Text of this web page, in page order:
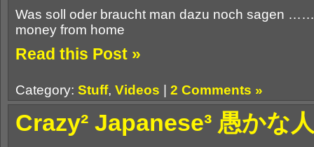
Was soll oder braucht man dazu noch sagen
money from home
Read this Post »
Category: Stuff, Videos 2 Comments »
Crazy² Japanese³ 愚かな